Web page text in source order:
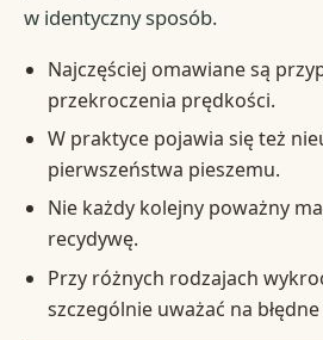
w identyczny sposób.
Najczęściej omawiane są
przekroczenia prędkości.
W praktyce pojawia się też
pierwszeństwa pieszemu.
Nie każdy kolejny poważny
recydywę.
Przy różnych rodzajach
szczególnie uważać na